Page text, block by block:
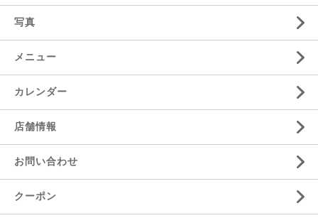
写真
メニュー
カレンダー
店舗情報
お問い合わせ
クーポン